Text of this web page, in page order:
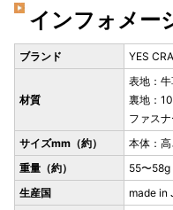
インフォメー
ブランド YES
材質
表地：
裏地：
ファス
サイズmm（約）
本体：高
重量（約）
55〜58g
生産国
made in